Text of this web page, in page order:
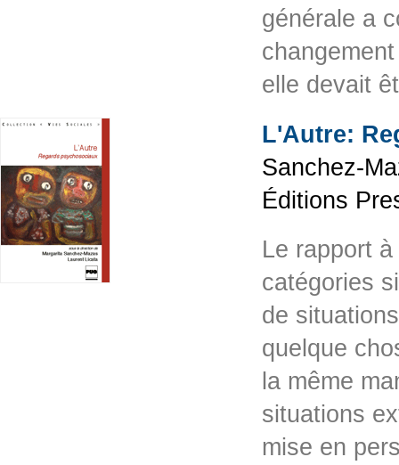
générale a
elle devait
L'Autre:
Sanchez-
Éditions
Le rapport
catégories
de
quelque
la même
situations
mise en